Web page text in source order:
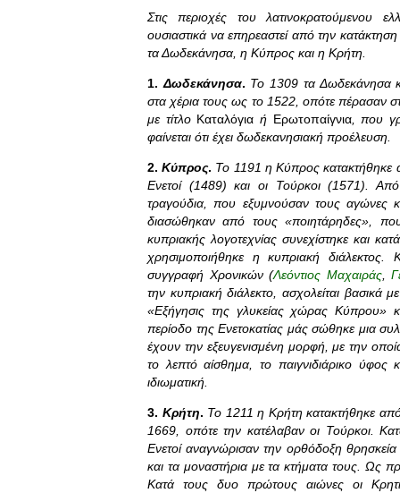
Στις περιοχές του λατινοκρατούμενου
ουσιαστικά να επηρεαστεί από την
τα Δωδεκάνησα, η Κύπρος και η Κρήτη.
1.Δωδεκάνησα. Το 1309 τα Δωδεκάνησα
στα χέρια τους ως το 1522, οπότε πέρασαν
με τίτλοΚαταλόγια ήΕρωτοπαίγνια, που
φαίνεται ότι έχει δωδεκανησιακή προέλευση.
2.Κύπρος. Το 1191 η Κύπρος
Ενετοί (1489) και οι Τούρκοι (1571).
τραγούδια, που εξυμνούσαν τους
διασώθηκαν από τους «ποιητάρηδες»,
κυπριακής λογοτεχνίας συνεχίστηκε και
χρησιμοποιήθηκε η κυπριακή
συγγραφή Χρονικών (Λεόντιος Μαχαιράς,
την κυπριακή διάλεκτο, ασχολείται
«Εξήγησις της γλυκείας χώρας Κύπρου»
περίοδο της Ενετοκατίας μάς σώθηκε μια
έχουν την εξευγενισμένη μορφή, με την
το λεπτό αίσθημα, το παιγνιδιάρικο ύφος
ιδιωματική.
3. Κρήτη. Το 1211 η Κρήτη κατακτήθηκε
1669, οπότε την κατέλαβαν οι Τούρκοι.
Ενετοί αναγνώρισαν την ορθόδοξη
και τα μοναστήρια με τα κτήματα τους. Ως
Κατά τους δυο πρώτους αιώνες οι